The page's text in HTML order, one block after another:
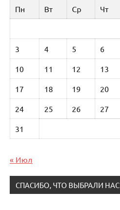
Пн
Вт Ср Чт
3 4 5 6
10 11 12 13
17 18 19 20
24 25 26 27
31
« Июл
СПАСИБО, ЧТО ВЫБРАЛИ НАС